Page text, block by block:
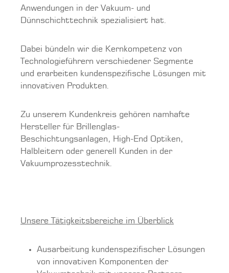
Anwendungen in der Vakuum- und
Dünnschichttechnik spezialisiert hat.
Dabei bündeln wir die Kernkompetenz von
Technologie­führern verschiedener Segmente
und erarbeiten kunden­spezifische Lösungen mit
innovativen Produkten.
Zu unserem Kundenkreis gehören namhafte
Hersteller für Brillenglas-
Beschichtungsanlagen, High-End Optiken,
Halbleitern oder generell Kunden in der
Vakuumprozesstechnik.
Unsere Tätigkeitsbereiche im Überblick
Ausarbeitung kundenspezifischer Lösungen
von innovativen Komponenten der